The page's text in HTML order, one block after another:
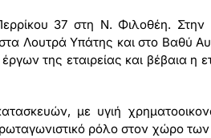
37 στη Ν. Φιλοθέη. Στην
Λουτρά Υπάτης και στο Βαθύ
της εταιρείας και βέβαια η
με υγιή
ρόλο στον χώρο